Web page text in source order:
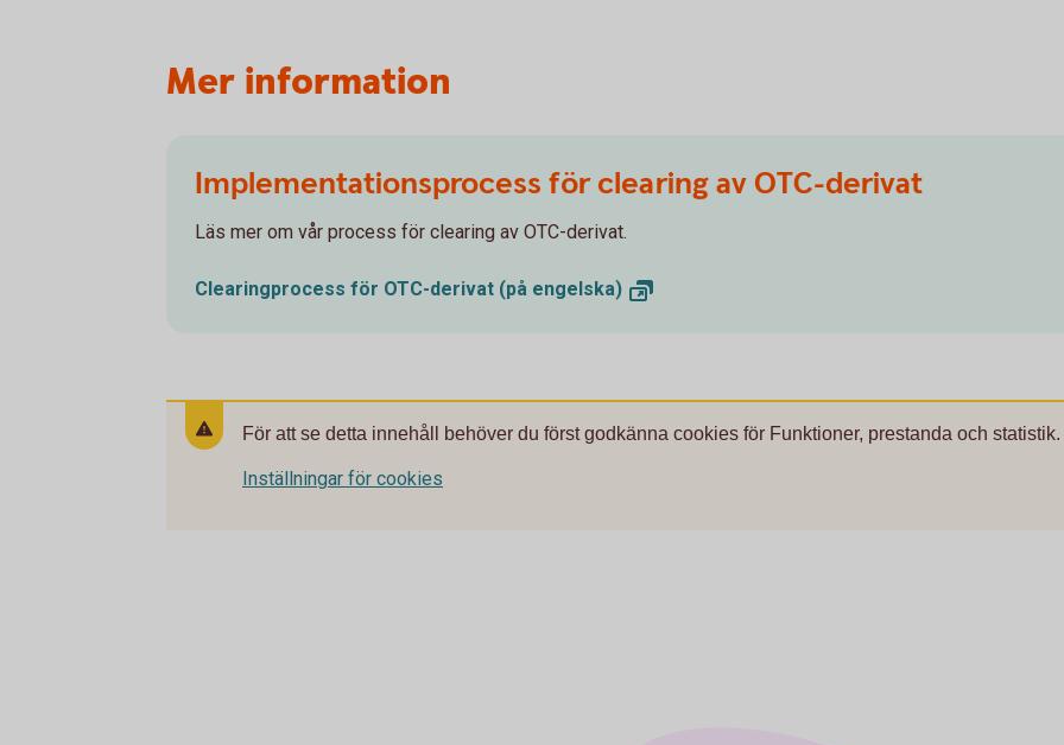
Mer information
Implementationsprocess för clearing av OTC-derivat
Läs mer om vår process för clearing av OTC-derivat.
Clearingprocess för OTC-derivat (på engelska)
För att se detta innehåll behöver du först godkänna cookies för Funktioner, prestanda och statistik.
Inställningar för cookies